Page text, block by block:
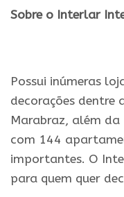
Sobre o Interlar
Possui inúmeras
decorações dentre
Marabraz, além da
com 144
importantes. O
para quem quer